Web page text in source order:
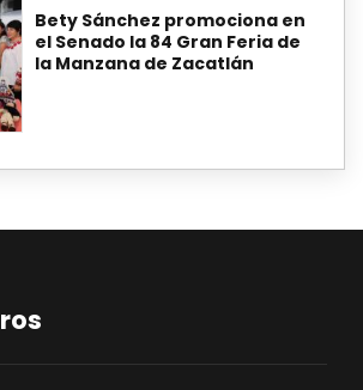
Bety Sánchez promociona en
el Senado la 84 Gran Feria de
la Manzana de Zacatlán